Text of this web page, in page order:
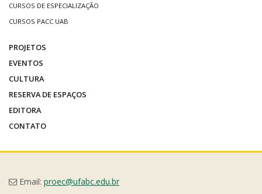
CURSOS DE ESPECIALIZAÇÃO
CURSOS PACC UAB
PROJETOS
EVENTOS
CULTURA
RESERVA DE ESPAÇOS
EDITORA
CONTATO
Email: proec@ufabc.edu.br